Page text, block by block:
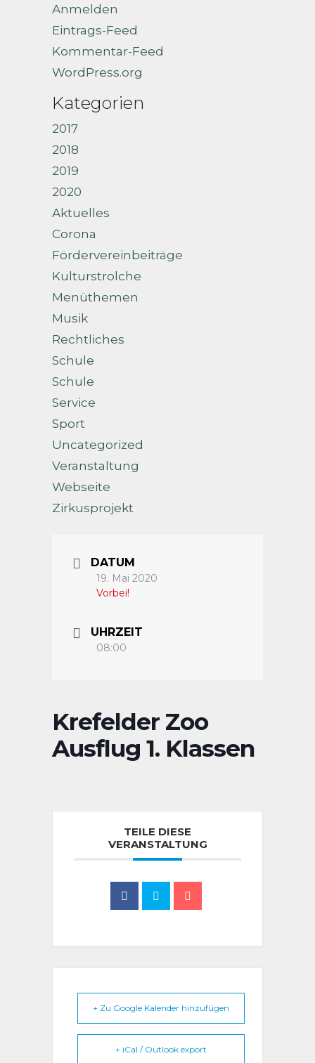
Anmelden
Eintrags-Feed
Kommentar-Feed
WordPress.org
Kategorien
2017
2018
2019
2020
Aktuelles
Corona
Fördervereinbeiträge
Kulturstrolche
Menüthemen
Musik
Rechtliches
Schule
Schule
Service
Sport
Uncategorized
Veranstaltung
Webseite
Zirkusprojekt
DATUM
19. Mai 2020
Vorbei!
UHRZEIT
08:00
Krefelder Zoo
Ausflug 1. Klassen
TEILE DIESE
VERANSTALTUNG
+ Zu Google Kalender hinzufügen
+ iCal / Outlook export